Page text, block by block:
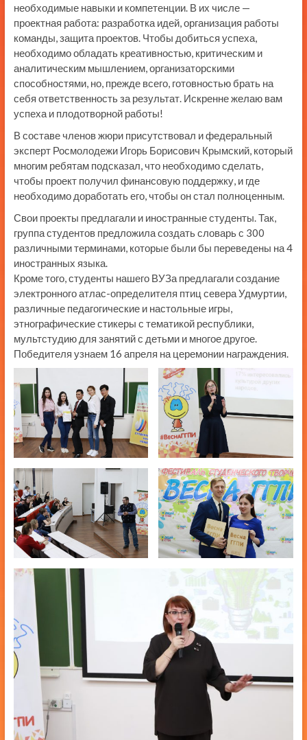
необходимые навыки и компетенции. В их числе —
проектная работа: разработка идей, организация работы
команды, защита проектов. Чтобы добиться успеха,
необходимо обладать креативностью, критическим и
аналитическим мышлением, организаторскими
способностями, но, прежде всего, готовностью брать на
себя ответственность за результат. Искренне желаю вам
успеха и плодотворной работы!
В составе членов жюри присутствовал и федеральный
эксперт Росмолодежи Игорь Борисович Крымский, который
многим ребятам подсказал, что необходимо сделать,
чтобы проект получил финансовую поддержку, и где
необходимо доработать его, чтобы он стал полноценным.
Свои проекты предлагали и иностранные студенты. Так,
группа студентов предложила создать словарь с 300
различными терминами, которые были бы переведены на 4
иностранных языка.
Кроме того, студенты нашего ВУЗа предлагали создание
электронного атлас-определителя птиц севера Удмуртии,
различные педагогические и настольные игры,
этнографические стикеры с тематикой республики,
мультстудию для занятий с детьми и многое другое.
Победителя узнаем 16 апреля на церемонии награждения.